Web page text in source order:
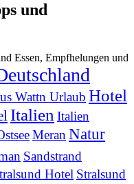
und
Essen, Empfhelungen und
Wattn Urlaub Hotel
Italien Italien
Meran Natur
Sandstrand
Hotel Stralsund